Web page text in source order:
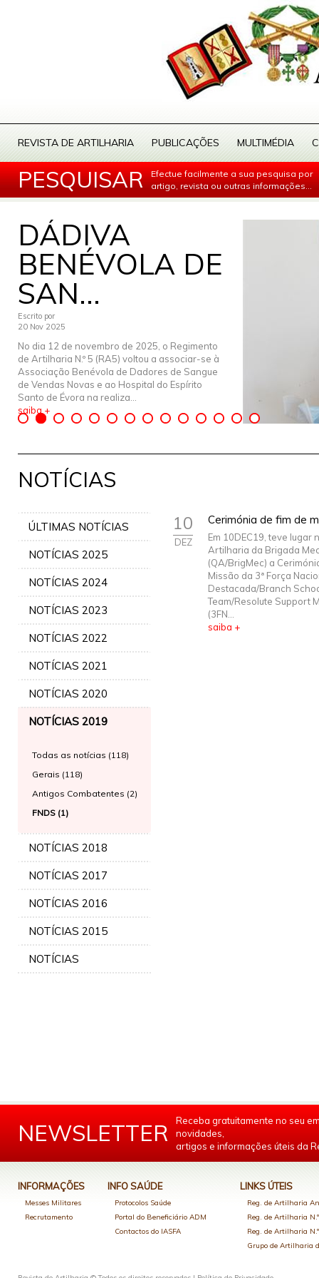
REVISTA DE ARTILHARIA PUBLICAÇÕES MULTIMÉDIA
PESQUISAR
Efectue facilmente a sua pesquisa por
artigo, revista ou outras informações...
DÁDIVA
BENÉVOLA DE
SAN...
Escrito por
20 Nov 2025
No dia 12 de novembro de 2025, o Regimento
de Artilharia N.º 5 (RA5) voltou a associar-se à
Associação Benévola de Dadores de Sangue
de Vendas Novas e ao Hospital do Espírito
Santo de Évora na realiza...
saiba +
NOTÍCIAS
ÚLTIMAS NOTÍCIAS
NOTÍCIAS 2025
NOTÍCIAS 2024
NOTÍCIAS 2023
NOTÍCIAS 2022
NOTÍCIAS 2021
NOTÍCIAS 2020
NOTÍCIAS 2019
Todas as notícias (118)
Gerais (118)
Antigos Combatentes (2)
FNDS (1)
NOTÍCIAS 2018
NOTÍCIAS 2017
NOTÍCIAS 2016
NOTÍCIAS 2015
NOTÍCIAS
10
DEZ
Cerimónia de fim de
Em 10DEC19, teve lugar
Artilharia da Brigada
(QA/BrigMec) a
Missão da 3ª Força
Destacada/Branch
Team/Resolute Support
(3FN...
saiba +
NEWSLETTER
Receba gratuitamente no seu
novidades,
artigos e informações úteis da
INFORMAÇÕES
Messes Militares
Recrutamento
INFO SAÚDE
Protocolos Saúde
Portal do Beneficiário ADM
Contactos do IASFA
LINKS ÚTEIS
Reg. de Artilharia
Reg. de Artilharia
Reg. de Artilharia
Grupo de Artilharia